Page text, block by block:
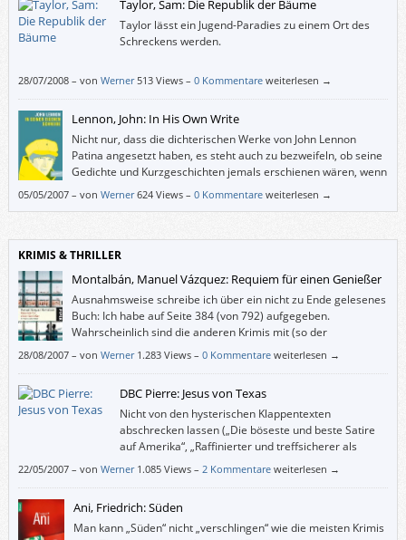
Taylor, Sam: Die Republik der Bäume
Taylor lässt ein Jugend-Paradies zu einem Ort des
Schreckens werden.
28/07/2008– von Werner 513 Views – 0 Kommentare weiterlesen →
Lennon, John: In His Own Write
Nicht nur, dass die dichterischen Werke von John Lennon
Patina angesetzt haben, es steht auch zu bezweifeln, ob seine
Gedichte und Kurzgeschichten jemals erschienen wären, wenn
sie jemand anderer geschrieben hätte.
05/05/2007– von Werner 624 Views – 0 Kommentare weiterlesen →
KRIMIS & THRILLER
Montalbán, Manuel Vázquez: Requiem für einen Genießer
Ausnahmsweise schreibe ich über ein nicht zu Ende gelesenes
Buch: Ich habe auf Seite 384 (von 792) aufgegeben.
Wahrscheinlich sind die anderen Krimis mit (so der
Klappentext) “Spaniens schrägstem Ermittlerpaar“ Pepe
28/08/2007– von Werner 1.283 Views – 0 Kommentare weiterlesen →
DBC Pierre: Jesus von Texas
Nicht von den hysterischen Klappentexten
abschrecken lassen („Die böseste und beste Satire
auf Amerika“, „Raffinierter und treffsicherer als
Michael Moore“ etc.). Ich glaube, dergleichen stand
22/05/2007– von Werner 1.085 Views – 2 Kommentare weiterlesen →
Ani, Friedrich: Süden
Man kann „Süden“ nicht „verschlingen“ wie die meisten Krimis